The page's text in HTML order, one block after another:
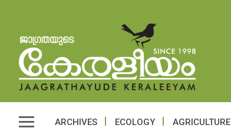
ARCHIVES ECOLOGY AGRICULTURE